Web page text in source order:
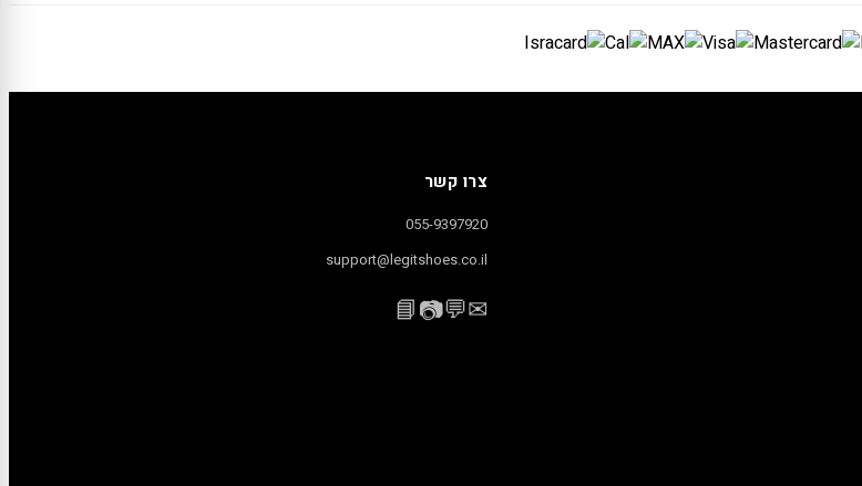
צרו קשר
055-9397920
support@legitshoes.co.il
✉
💬
📷
📘